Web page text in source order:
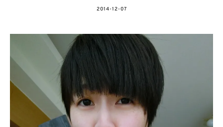
POSTED
2014-12-07